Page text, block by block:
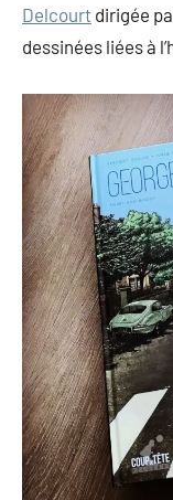
Delcourt dirigée
dessinées liées à